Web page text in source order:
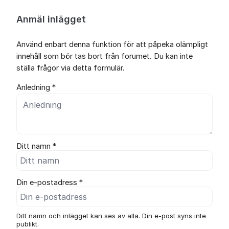
Anmäl inlägget
Använd enbart denna funktion för att påpeka olämpligt
innehåll som bör tas bort från forumet. Du kan inte
ställa frågor via detta formulär.
Anledning *
Ditt namn *
Din e-postadress *
Ditt namn och inlägget kan ses av alla. Din e-post syns inte
publikt.